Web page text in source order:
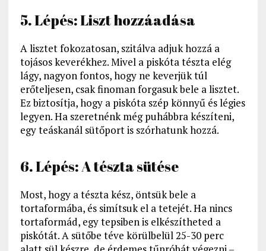
5. Lépés: Liszt hozzáadása
A lisztet fokozatosan, szitálva adjuk hozzá a
tojásos keverékhez. Mivel a piskóta tészta elég
lágy, nagyon fontos, hogy ne keverjük túl
erőteljesen, csak finoman forgasuk bele a lisztet.
Ez biztosítja, hogy a piskóta szép könnyű és légies
legyen. Ha szeretnénk még puhábbra készíteni,
egy teáskanál sütőport is szórhatunk hozzá.
6. Lépés: A tészta sütése
Most, hogy a tészta kész, öntsük bele a
tortaformába, és simítsuk el a tetejét. Ha nincs
tortaformád, egy tepsiben is elkészítheted a
piskótát. A sütőbe téve körülbelül 25-30 perc